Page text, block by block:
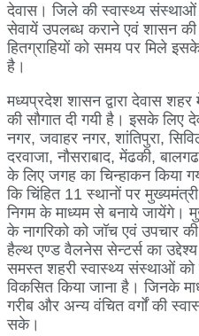
देवास। जिले की स्वास्थ्य
सेवायें उपलब्ध कराने एवं शासन
हितग्राहियों को समय पर मिले
है।
मध्यप्रदेश शासन द्वारा देवास
की सौगात दी गयी है। इसके लिए
नगर, जवाहर नगर, शांतिपुरा,
दरवाजा, नौसराबाद, मेंढकी,
के लिए जगह का चिन्हाकन किया
कि चिंहित 11 स्थानों पर
निगम के माध्यम से बनाये जायेंगे।
के नागरिको को जॉच एवं उपचार
हैल्थ एण्ड वैलनेस सेन्टर्स का
समस्त शहरी स्वास्थ्य संस्थाओं
विकसित किया जाना है। जिनके
गरीब और अन्य वंचित वर्गों की
सके।